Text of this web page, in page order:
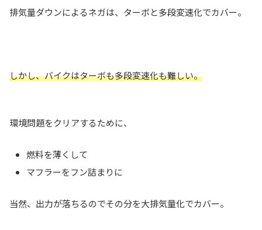
排気量ダウンによるネガは、ターボと多段変速化でカバー。
しかし、バイクはターボも多段変速化も難しい。
環境問題をクリアするために、
燃料を薄くして
マフラーをフン詰まりに
当然、出力が落ちるのでその分を大排気量化でカバー。